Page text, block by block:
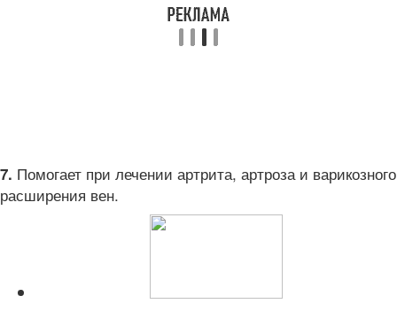
7. Помогает при лечении артрита, артроза и варикозного
расширения вен.